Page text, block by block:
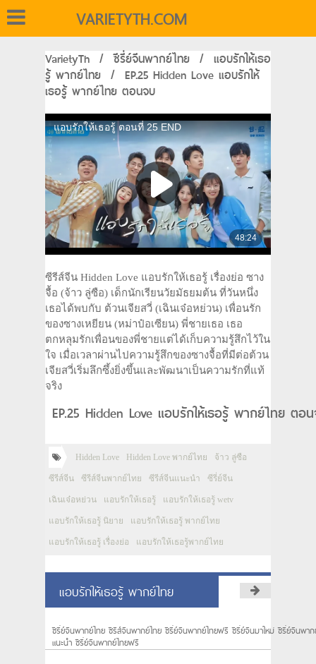
VARIETYTH.COM
VarietyTh / ซีรี่ย์จีนพากย์ไทย / แอบรักให้เธอ
รู้ พากย์ไทย / EP.25 Hidden Love แอบรักให้
เธอรู้ พากย์ไทย ตอนจบ
ซีรีส์จีน Hidden Love แอบรักให้เธอรู้ เรื่องย่อ ซาง
จื้อ (จ้าว ลู่ซือ) เด็กนักเรียนวัยมัธยมต้น ที่วันหนึ่ง
เธอได้พบกับ ต้วนเจียสวี่ (เฉินเจ๋อหย่วน) เพื่อนรัก
ของซางเหยียน (หม่าป๋อเซียน) พี่ชายเธอ เธอ
ตกหลุมรักเพื่อนของพี่ชายแต่ได้เก็บความรู้สึกไว้ใน
ใจ เมื่อเวลาผ่านไปความรู้สึกของซางจื้อที่มีต่อต้วน
เจียสวี่เริ่มลึกซึ้งยิ่งขึ้นและพัฒนาเป็นความรักที่แท้
จริง
EP.25 Hidden Love แอบรักให้เธอรู้ พากย์ไทย ตอ
Hidden Love Hidden Love พากย์ไทย จ้าว ลู่ซือ
ซีรีส์จีน ซีรีส์จีนพากย์ไทย ซีรีส์จีนแนะนำ ซีรี่ย์จีน
เฉินเจ๋อหย่วน แอบรักให้เธอรู้ แอบรักให้เธอรู้ wetv
แอบรักให้เธอรู้ นิยาย แอบรักให้เธอรู้ พากย์ไทย
แอบรักให้เธอรู้ เรื่องย่อ แอบรักให้เธอรู้พากย์ไทย
แอบรักให้เธอรู้ พากย์ไทย
ซีรี่ย์จีนพากย์ไทย ซีรีส์จีนพากย์ไทย ซีรี่ย์จีนพากย์ไทยฟรี ซีรี่ย์จีนมาใหม่ ซีรี่ย์จีนพา
แนะนํา ซีรี่ย์จีนพากย์ไทยฟรี